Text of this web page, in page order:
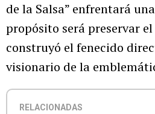
de la Salsa” enfrentará
propósito será preservar
construyó el fenecido
visionario de la
RELACIONADAS